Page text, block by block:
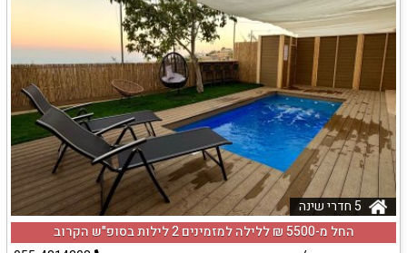
החל מ-‏5500 ₪ ללילה למזמינים 2 לילות בסופ"ש הקרוב